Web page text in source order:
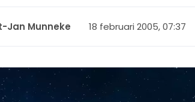
Jan Munneke 18 februari 2005, 07:37